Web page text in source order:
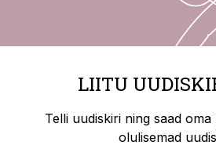
LIITU
Telli uudiskiri ning saad
olulisemad